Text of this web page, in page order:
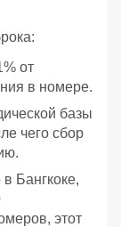
от
в номере.
базы
чего сбор
в Бангкоке,
этот